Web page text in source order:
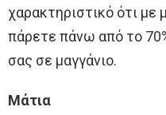
χαρακτηριστικό ότι με
πάρετε πάνω από το
σας σε μαγγάνιο.
Μάτια